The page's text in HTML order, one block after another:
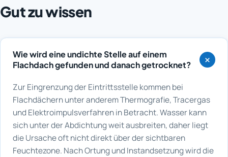
Gut zu wissen
Wie wird eine undichte Stelle auf einem
Flachdach gefunden und danach getrocknet?
Zur Eingrenzung der Eintrittsstelle kommen bei
Flachdächern unter anderem Thermografie, Tracergas
und Elektroimpulsverfahren in Betracht. Wasser kann
sich unter der Abdichtung weit ausbreiten, daher liegt
die Ursache oft nicht direkt über der sichtbaren
Feuchtezone. Nach Ortung und Instandsetzung wird die